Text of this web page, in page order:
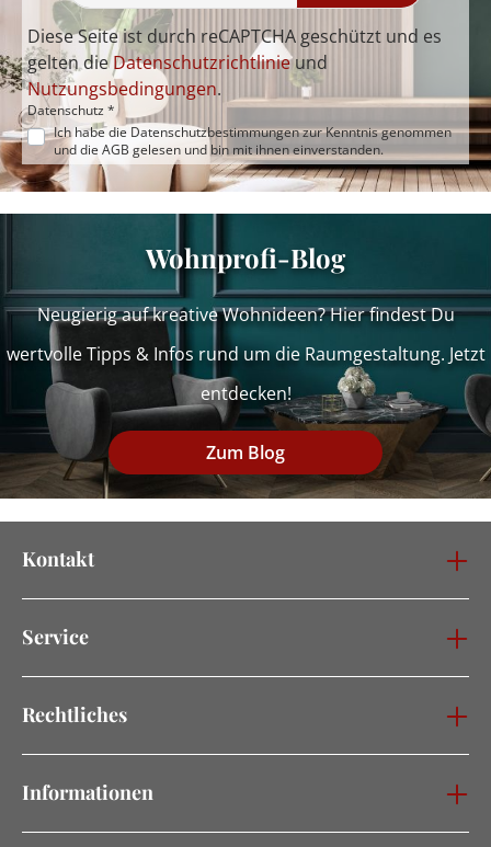
Diese Seite ist durch reCAPTCHA geschützt und es
gelten dieDatenschutzrichtlinieund
Nutzungsbedingungen.
Datenschutz *
Ich habe die Datenschutzbestimmungenzur Kenntnis genommen
und die AGB gelesen und bin mit ihnen einverstanden.
Wohnprofi-Blog
Neugierig auf kreative Wohnideen? Hier findest Du
wertvolle Tipps & Infos rund um die Raumgestaltung. Jetzt
entdecken!
Zum Blog
Kontakt
Service
Rechtliches
Informationen